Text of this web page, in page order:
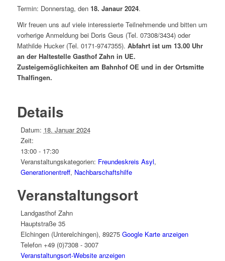
Termin: Donnerstag, den 18. Janaur 2024.
Wir freuen uns auf viele interessierte Teilnehmende und bitten um
vorherige Anmeldung bei Doris Geus (Tel. 07308/3434) oder
Mathilde Hucker (Tel. 0171-9747355). Abfahrt ist um 13.00 Uhr
an der Haltestelle Gasthof Zahn in UE.
Zusteigemöglichkeiten am Bahnhof OE und in der Ortsmitte
Thalfingen.
Details
Datum: 18. Januar 2024
Zeit:
13:00 - 17:30
Veranstaltungskategorien: Freundeskreis Asyl,
Generationentreff, Nachbarschaftshilfe
Veranstaltungsort
Landgasthof Zahn
Hauptstraße 35
Elchingen (Unterelchingen), 89275 Google Karte anzeigen
Telefon +49 (0)7308 - 3007
Veranstaltungsort-Website anzeigen